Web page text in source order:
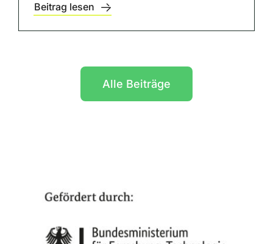
Beitrag lesen
Alle Beiträge